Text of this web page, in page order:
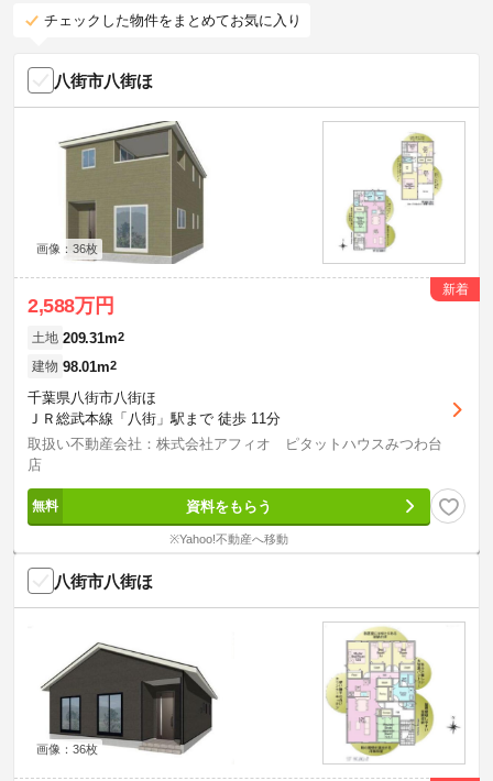
チェックした物件をまとめてお気に入り
八街市八街ほ
画像：36枚
2,588万円
新着
土地 209.31m2
建物 98.01m2
千葉県八街市八街ほ
ＪＲ総武本線「八街」駅まで 徒歩 11分
取扱い不動産会社：株式会社アフィオ ピタットハウスみつわ台
店
資料をもらう
※Yahoo!不動産へ移動
八街市八街ほ
画像：36枚